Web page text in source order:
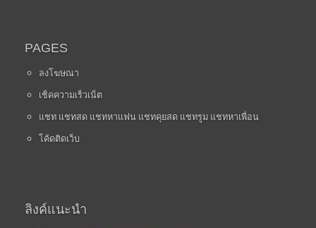
PAGES
ลงโฆษณา
เช็คความเร็วเน็ต
แชท แชทสด แชทหาแฟน แชทคุยสด แชทรูม แชทหาเพื่อน
โค้ดติดเว็บ
ลิงค์แนะนำ